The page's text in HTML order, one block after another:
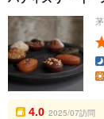
4.0 2025/07訪問